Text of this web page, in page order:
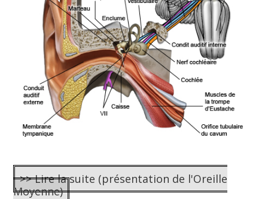
>> Lire la suite (présentation de l'Oreille
Moyenne)